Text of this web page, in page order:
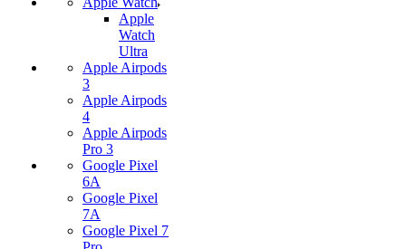
Apple
Watch
Ultra
Apple Airpods
3
Apple Airpods
4
Apple Airpods
Pro 3
Google Pixel
6A
Google Pixel
7А
Google Pixel 7